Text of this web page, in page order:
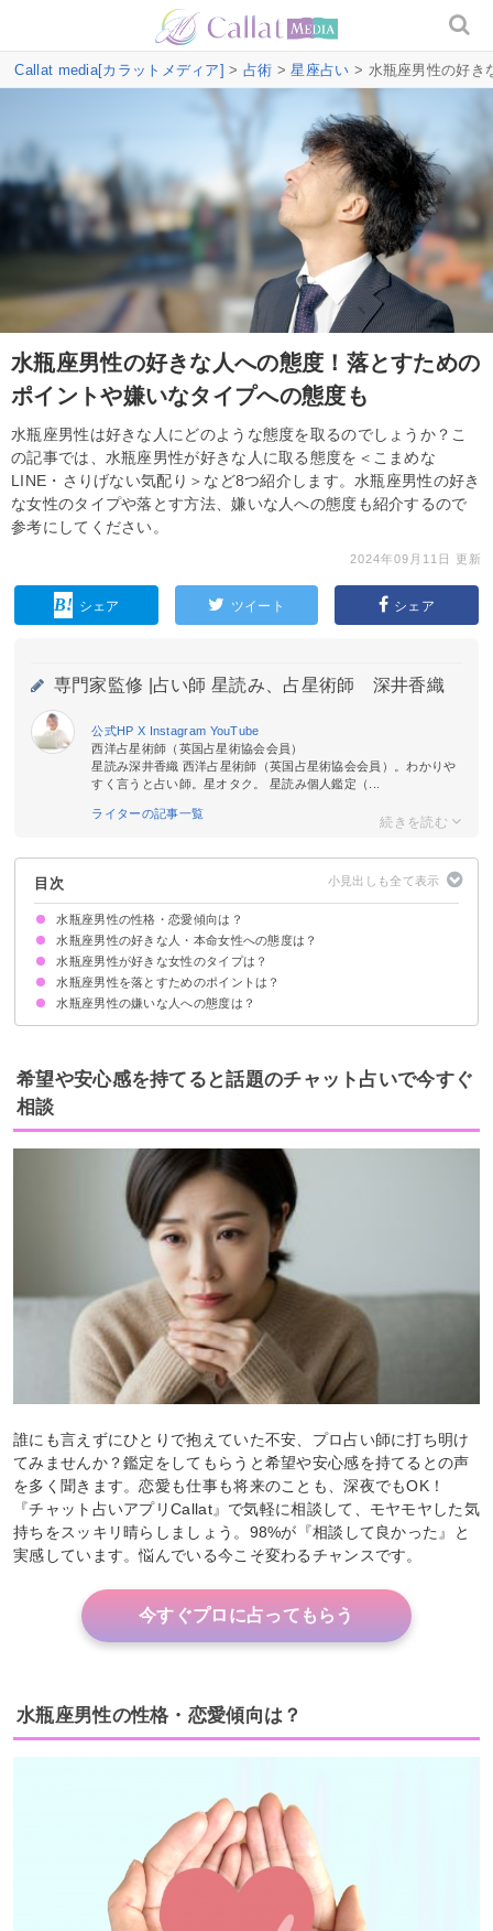
Callat media[カラットメディア] > 占術 >星座占い > 水瓶座男性の好き
水瓶座男性の好きな人への態度！落とすための
ポイントや嫌いなタイプへの態度も
水瓶座男性は好きな人にどのような態度を取るのでしょうか？こ
の記事では、水瓶座男性が好きな人に取る態度を＜こまめな
LINE・さりげない気配り＞など8つ紹介します。水瓶座男性の好き
な女性のタイプや落とす方法、嫌いな人への態度も紹介するので
参考にしてください。
2024年09月11日 更新
シェア ツイート シェア
専門家監修 | 占い師 星読み、占星術師 深井香織
公式HP X Instagram YouTube
西洋占星術師（英国占星術協会会員）
星読み深井香織 西洋占星術師（英国占星術協会会員）。わかりや
すく言うと占い師。星オタク。 星読み個人鑑定（...
ライターの記事一覧
目次
水瓶座男性の性格・恋愛傾向は？
水瓶座男性の好きな人・本命女性への態度は？
積極的に関わろうとする
さりげない気配りをする
意識しすぎるあまり好き避けすることも
話してる時に笑顔が絶えない
デートはロマンチックにエスコートする
たくさん質問をしてくる
LINEをこまめに送ってくる
ファッションや見た目を褒める
水瓶座男性が好きな女性のタイプは？
知的で大人びてる女性
ミステリアスな雰囲気がある女性
品があり笑顔が素敵な女性
自分軸・芯がある女性
水瓶座男性を落とすためのポイントは？
相手の好みの外見に近づける
重くないフランクな接し方を心がける
思わせぶりな態度は取らず好意ははっきり表現する
水瓶座男性の嫌いな人への態度は？
無視したり興味を示さない
距離を置く
自分から話しかけようとしない
希望や安心感を持てると話題のチャット占いで今すぐ
相談
誰にも言えずにひとりで抱えていた不安、プロ占い師に打ち明け
てみませんか？鑑定をしてもらうと希望や安心感を持てるとの声
を多く聞きます。恋愛も仕事も将来のことも、深夜でもOK！
『チャット占いアプリCallat』で気軽に相談して、モヤモヤした気
持ちをスッキリ晴らしましょう。98%が『相談して良かった』と
実感しています。悩んでいる今こそ変わるチャンスです。
今すぐプロに占ってもらう
水瓶座男性の性格・恋愛傾向は？